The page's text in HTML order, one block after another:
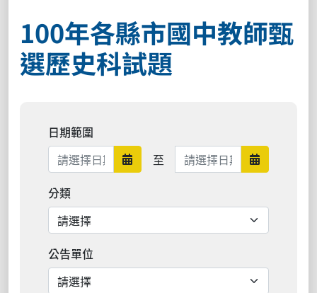
100年各縣市國中教師甄
選歷史科試題
日期範圍
日期範圍開始
至 日期範圍結束 日期範圍
分類
公告單位